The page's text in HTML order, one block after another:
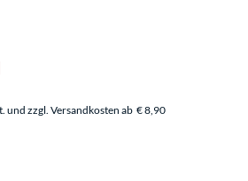
und zzgl. Versandkosten ab € 8,90